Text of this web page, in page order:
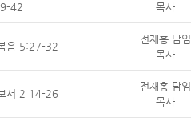
42
목사
음 5:27-32
전재홍 담임
목사
서 2:14-26
전재홍 담임
목사